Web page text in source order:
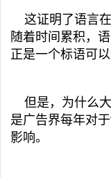
这证明了语言在
随着时间累积，
正是一个标语可
但是，为什么大
是广告界每年对
影响。